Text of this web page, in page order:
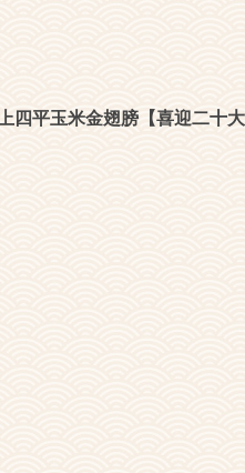
四平玉米金翅膀【喜迎二十大